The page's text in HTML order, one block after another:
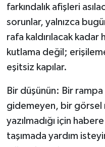
farkındalık afişleri
sorunlar, yalnızca
rafa kaldırılacak
kutlama değil;
eşitsiz kapılar.
Bir düşünün: Bir
gidemeyen, bir
yazılmadığı için
taşımada yardım